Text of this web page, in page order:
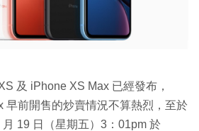
及 iPhone XS Max 已經發布，
早前開售的炒賣情況不算熱烈，至於
19 日（星期五）3：01pm 於